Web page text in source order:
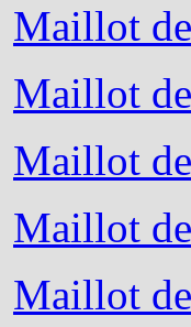
Maillot
Maillot
Maillot
Maillot
Maillot